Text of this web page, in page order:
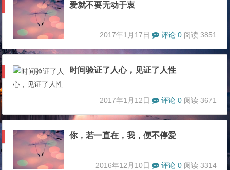
爱就不要无动于衷
2017年1月17日 评论 0 阅读 3851
时间验证了人心，见证了人性
2017年1月12日 评论 0 阅读 3671
你，若一直在，我，便不停爱
2016年12月10日 评论 0 阅读 3314